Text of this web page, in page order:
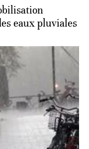
eaux pluviales